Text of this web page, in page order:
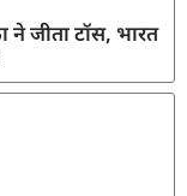
जीता टॉस, भारत